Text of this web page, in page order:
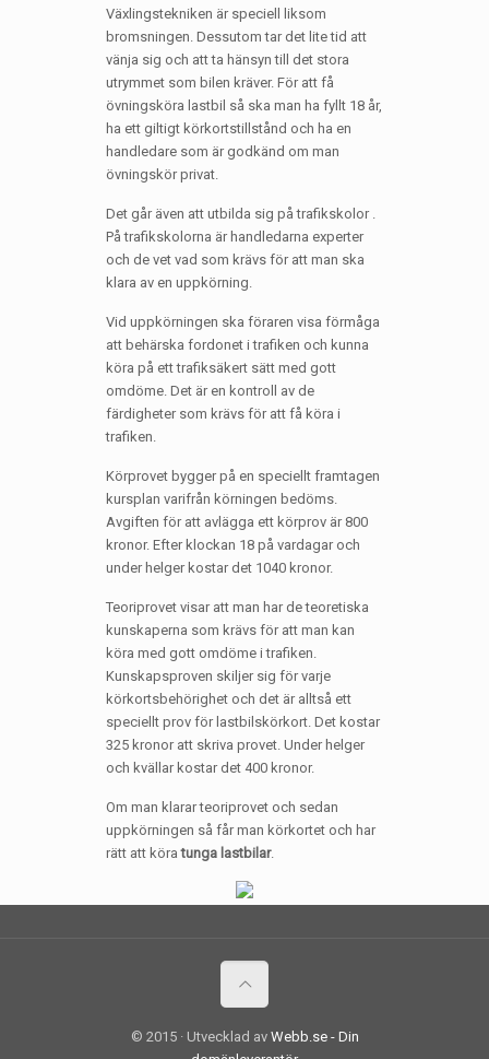
Växlingstekniken är speciell liksom
bromsningen. Dessutom tar det lite tid att
vänja sig och att ta hänsyn till det stora
utrymmet som bilen kräver. För att få
övningsköra lastbil så ska man ha fyllt 18 år,
ha ett giltigt körkortstillstånd och ha en
handledare som är godkänd om man
övningskör privat.
Det går även att utbilda sig på trafikskolor .
På trafikskolorna är handledarna experter
och de vet vad som krävs för att man ska
klara av en uppkörning.
Vid uppkörningen ska föraren visa förmåga
att behärska fordonet i trafiken och kunna
köra på ett trafiksäkert sätt med gott
omdöme. Det är en kontroll av de
färdigheter som krävs för att få köra i
trafiken.
Körprovet bygger på en speciellt framtagen
kursplan varifrån körningen bedöms.
Avgiften för att avlägga ett körprov är 800
kronor. Efter klockan 18 på vardagar och
under helger kostar det 1040 kronor.
Teoriprovet visar att man har de teoretiska
kunskaperna som krävs för att man kan
köra med gott omdöme i trafiken.
Kunskapsproven skiljer sig för varje
körkortsbehörighet och det är alltså ett
speciellt prov för lastbilskörkort. Det kostar
325 kronor att skriva provet. Under helger
och kvällar kostar det 400 kronor.
Om man klarar teoriprovet och sedan
uppkörningen så får man körkortet och har
rätt att köratunga lastbilar.
© 2015 · Utvecklad av Webb.se - Din